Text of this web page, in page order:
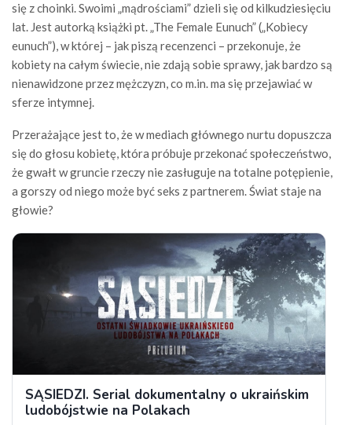
się z choinki. Swoimi „mądrościami” dzieli się od kilkudziesięciu
lat. Jest autorką książki pt. „The Female Eunuch” („Kobiecy
eunuch”), w której – jak piszą recenzenci – przekonuje, że
kobiety na całym świecie, nie zdają sobie sprawy, jak bardzo są
nienawidzone przez mężczyzn, co m.in. ma się przejawiać w
sferze intymnej.
Przerażające jest to, że w mediach głównego nurtu dopuszcza
się do głosu kobietę, która próbuje przekonać społeczeństwo,
że gwałt w gruncie rzeczy nie zasługuje na totalne potępienie,
a gorszy od niego może być seks z partnerem. Świat staje na
głowie?